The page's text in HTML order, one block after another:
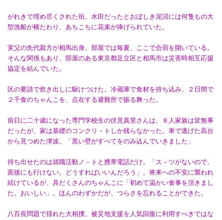
がれきで埋め尽くされた街。水田だったとおぼしき泥沼には何隻もの大
型漁船が横たわり、あちこちに花束が捧げられていた。
実父の先代親方が相馬出身。部屋では毎夏、ここで合宿を開いている。
そんな関係もあり、部屋のある東京都足立区と相馬市は災害時相互応援
協定を結んでいた。
区の要請で炊き出しに駆けつけた。冷蔵庫で食材を持ち込み、２日間で
２千食のちゃんこを、点在する避難所で振る舞った。
前日に二十歳になった専門学校生の伏見真里さんは、８人家族は皆無事
だったが、家は基礎のコンクリ－トしか残らなかった。車で逃げた高台
から見つめた津波。「黒い壁がすべてをのみ込んでいきました」
持ち出せたのは就職活動ノ－トと携帯電話だけ。「ス－ツがないので、
面接にも行けない。どうすればいいんだろう」。将来への不安に襲われ
続けているが、具だくさんのちゃんこに「初めて温かい食事を頂きまし
た。おいしい」。ほんのわずかだが、つらさを忘れることができた。
八百長問題で揺れた大相撲。被災地支援を人気回復に利用すべきではな